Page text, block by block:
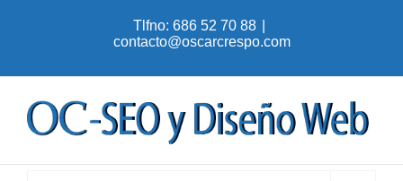
Tlfno: 686 52 70 88
contacto@oscarcrespo.com